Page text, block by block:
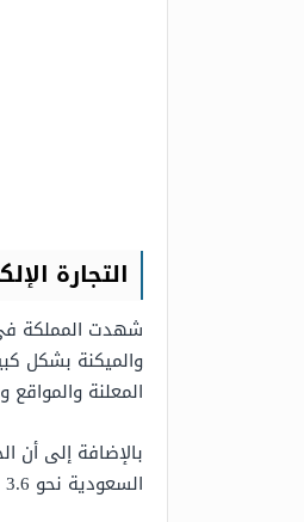
التجارة
شهدت المملكة في
والميكنة بشكل
المعلنة
السعودية نحو 3.6 مليار دولار أمريكي في عام 2011 كذلك أرتفعت النسبة إلى 4.9 مليار دولار أمريكي في عام 2014.